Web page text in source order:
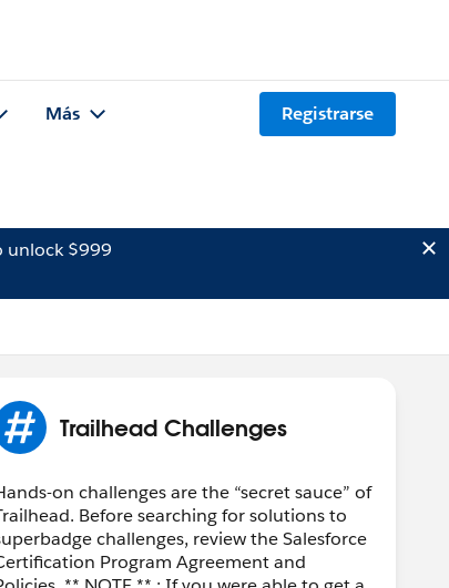
Más Registrarse
unlock $999
Trailhead Challenges
on challenges are the “secret sauce” of
Before searching for solutions to
challenges, review the Salesforce
Program Agreement and